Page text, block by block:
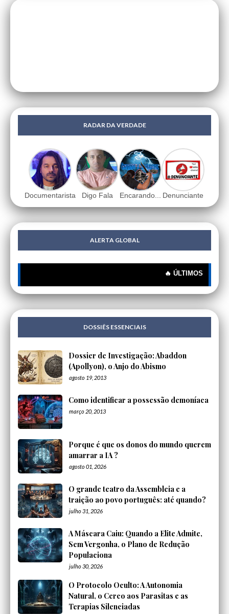
RADAR DA VERDADE
Documentarista Digo Fala Encarando... Denunciante
ALERTA GLOBAL
🔥 ÚLTIMOS
DOSSIÊS ESSENCIAIS
Dossier de Investigação: Abaddon
(Apollyon), o Anjo do Abismo
agosto 19, 2013
Como identificar a possessão demoníaca
março 20, 2013
Porque é que os donos do mundo querem
amarrar a IA ?
agosto 01, 2026
O grande teatro da Assembleia e a
traição ao povo português: até quando?
julho 31, 2026
A Máscara Caiu: Quando a Elite Admite,
Sem Vergonha, o Plano de Redução
Populaciona
julho 30, 2026
O Protocolo Oculto: A Autonomia
Natural, o Cerco aos Parasitas e as
Terapias Silenciadas